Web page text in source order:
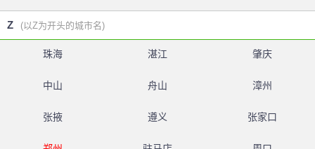
Z (以Z为开头的城市名)
珠海 湛江 肇庆
中山 舟山 漳州
张掖 遵义 张家口